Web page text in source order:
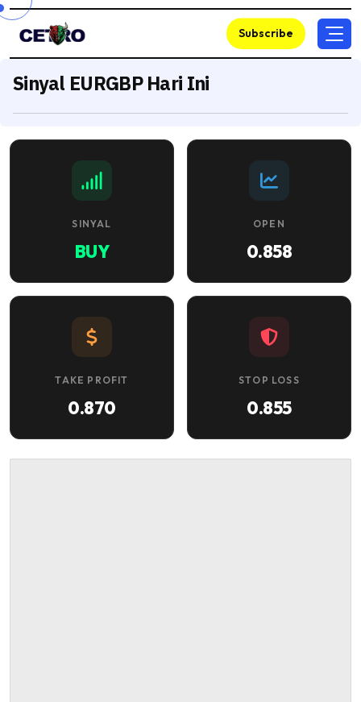
Subscribe
Sinyal EURGBP Hari Ini
SINYAL
BUY
OPEN
0.858
TAKE PROFIT
0.870
STOP LOSS
0.855